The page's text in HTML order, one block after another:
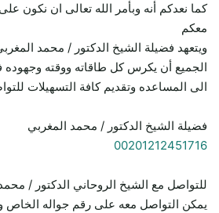
كما نعدكم أنه وبأمر الله تعالى ان نكون
معكم
ويتعهد فضيلة الشيخ الدكتور / محمد
الجميع أن يكرس كل طاقاته ووقته
الى المساعده وتقديم كافة التسهيلات
فضيلة الشيخ الدكتور / محمد المغربي
00201212451716
للتواصل مع الشيخ الروحاني الدكتور /
يمكن التواصل معه على رقم جواله الخاص